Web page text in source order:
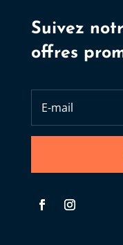
Suivez
offres